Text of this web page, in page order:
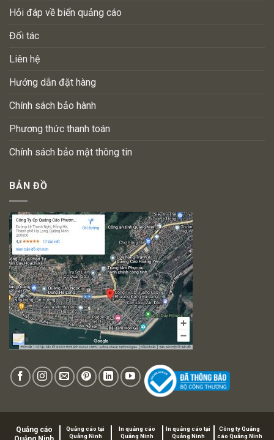
Hỏi đáp về biển quảng cáo
Đối tác
Liên hệ
Hướng dẫn đặt hàng
Chính sách bảo hành
Phương thức thanh toán
Chính sách bảo mật thông tin
BẢN ĐỒ
Quảng cáo
Quảng cáo tại
Quảng Ninh
In quảng cáo
Quảng Ninh
In quảng cáo tại
Quảng Ninh
Công ty Quảng
cáo Quảng Ninh